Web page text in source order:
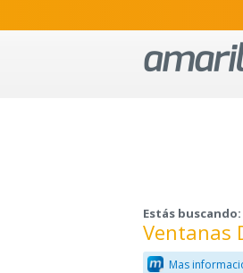
Estás buscando:
Ventanas
Mas